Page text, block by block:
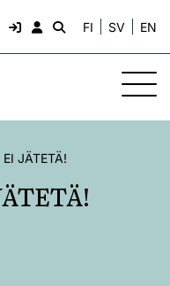
FI SV EN
EI JÄTETÄ!